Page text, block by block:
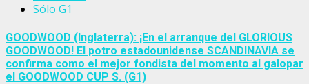
Sólo G1
GOODWOOD (Inglaterra): ¡En el arranque del GLORIOUS
GOODWOOD! El potro estadounidense SCANDINAVIA se
confirma como el mejor fondista del momento al galopar
el GOODWOOD CUP S. (G1)